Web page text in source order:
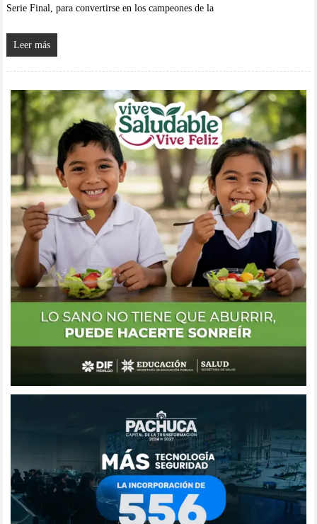
Serie Final, para convertirse en los campeones de la
Leer más